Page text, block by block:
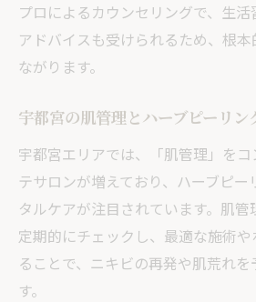
プロによるカウンセリングで、生
アドバイスも受けられるため、根
ながります。
宇都宮の肌管理とハーブピーリン
宇都宮エリアでは、「肌管理」を
テサロンが増えており、ハーブピー
タルケアが注目されています。肌
定期的にチェックし、最適な施術
ることで、ニキビの再発や肌荒れ
す。